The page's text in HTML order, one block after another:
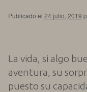
Publicado el 24 julio, 2019
La vida, si algo
aventura, su
puesto su